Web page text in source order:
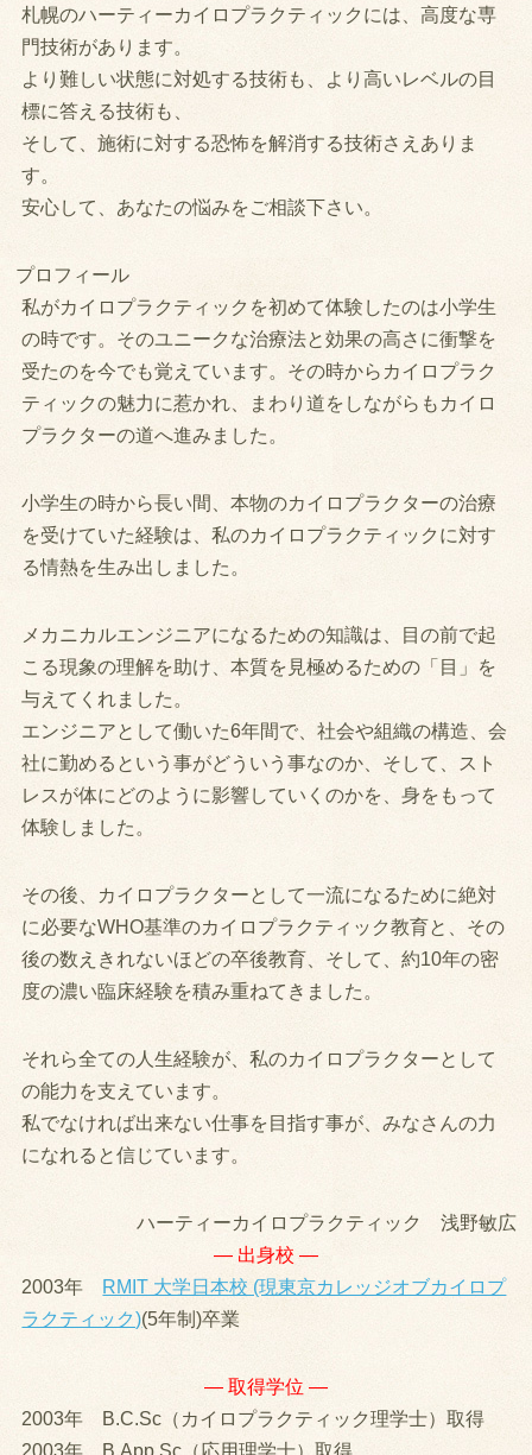
札幌のハーティーカイロプラクティックには、高度な専
門技術があります。
より難しい状態に対処する技術も、より高いレベルの目
標に答える技術も、
そして、施術に対する恐怖を解消する技術さえありま
す。
安心して、あなたの悩みをご相談下さい。
プロフィール
私がカイロプラクティックを初めて体験したのは小学生
の時です。そのユニークな治療法と効果の高さに衝撃を
受たのを今でも覚えています。その時からカイロプラク
ティックの魅力に惹かれ、まわり道をしながらもカイロ
プラクターの道へ進みました。
小学生の時から長い間、本物のカイロプラクターの治療
を受けていた経験は、私のカイロプラクティックに対す
る情熱を生み出しました。
メカニカルエンジニアになるための知識は、目の前で起
こる現象の理解を助け、本質を見極めるための「目」を
与えてくれました。
エンジニアとして働いた6年間で、社会や組織の構造、会
社に勤めるという事がどういう事なのか、そして、スト
レスが体にどのように影響していくのかを、身をもって
体験しました。
その後、カイロプラクターとして一流になるために絶対
に必要なWHO基準のカイロプラクティック教育と、その
後の数えきれないほどの卒後教育、そして、約10年の密
度の濃い臨床経験を積み重ねてきました。
それら全ての人生経験が、私のカイロプラクターとして
の能力を支えています。
私でなければ出来ない仕事を目指す事が、みなさんの力
になれると信じています。
ハーティーカイロプラクティック 浅野敏広
— 出身校 —
2003年 RMIT 大学日本校 (現東京カレッジオブカイロプ
ラクティック)(5年制)卒業
— 取得学位 —
2003年 B.C.Sc（カイロプラクティック理学士）取得
2003年 B.App.Sc（応用理学士）取得